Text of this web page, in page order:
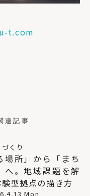
t.com
連記事
くり
場所」から「まち
へ。地域課題を解
型拠点の描き方
Mon